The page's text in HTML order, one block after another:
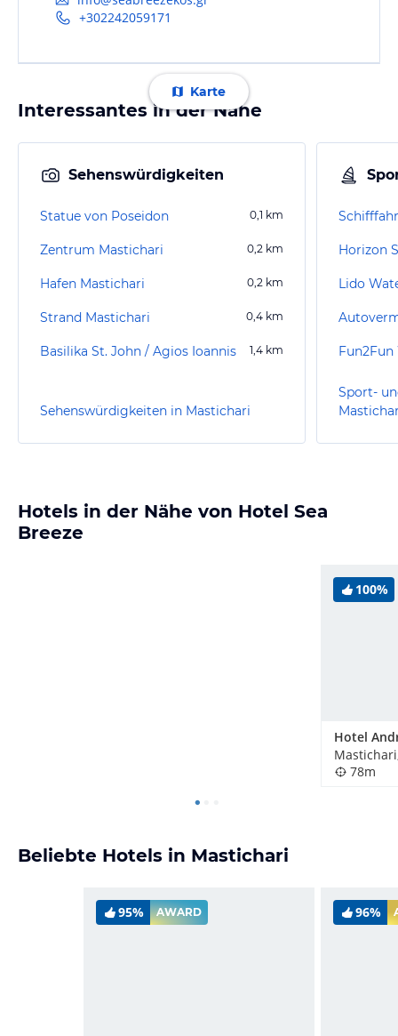
+302242059171
Karte
Interessantes in der Nähe
Sehenswürdigkeiten
Statue von Poseidon 0,1 km
Zentrum Mastichari 0,2 km
Hafen Mastichari 0,2 km
Strand Mastichari 0,4 km
Basilika St. John / Agios Ioannis 1,4 km
Sehenswürdigkeiten in Mastichari
Horizon
Lido
Sport-
Hotels in der Nähe von Hotel Sea
Breeze
100%
78m
Beliebte Hotels in Mastichari
95% AWARD 96%